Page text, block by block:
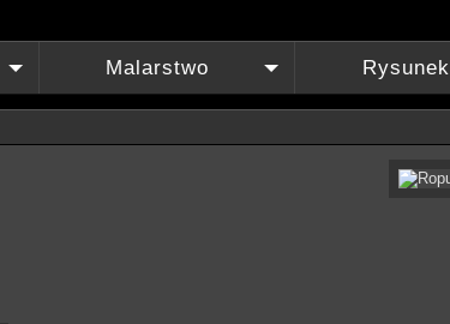
+
+
Malarstwo
Rysunek